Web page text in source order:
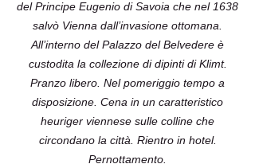
del Principe Eugenio di Savoia che nel 1638
salvò Vienna dall’invasione ottomana.
All’interno del Palazzo del Belvedere è
custodita la collezione di dipinti di Klimt.
Pranzo libero. Nel pomeriggio tempo a
disposizione. Cena in un caratteristico
heuriger viennese sulle colline che
circondano la città. Rientro in hotel.
Pernottamento.